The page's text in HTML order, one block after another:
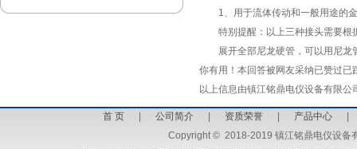
1、用于流体传动和一般用途的金
特别提醒：以上三种接头需要根
展开全部尼龙硬管，可以用尼龙管
你有用！本回答被网友采纳已赞过
以上信息由镇江铭鼎电仪设备有限
首 页| 公司简介| 资质荣誉| 产品中心
Copyright© 2018-2019 镇江铭鼎电仪设备